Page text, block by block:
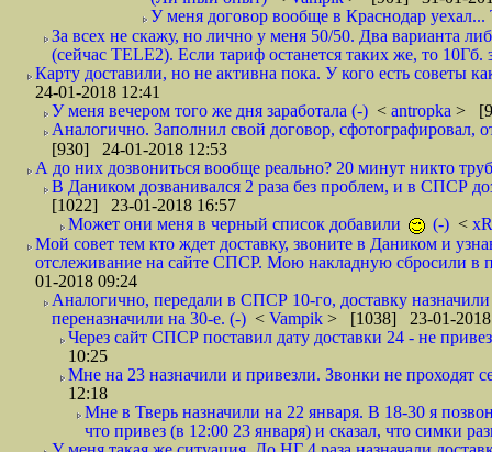
У меня договор вообще в Краснодар
За всех не скажу, но лично у меня 50/50. Два варианта
(сейчас TELE2). Если тариф останется таких же, то
Карту доставили, но не активна пока. У кого есть советы
24-01-2018 12:41
У меня вечером того же дня заработала (-) < antropka >
Аналогично. Заполнил свой договор,
[930] 24-01-2018 12:53
А до них дозвониться вообще реально? 20 минут никто
В Даником дозванивался 2 раза без проблем, и в СПСР
[1022] 23-01-2018 16:57
Может они меня в черный список добавили
(-) <
Мой совет тем кто ждет доставку, звоните в Даником и
отслеживание на сайте СПСР. Мою накладную сбросили
01-2018 09:24
Аналогично, передали в СПСР 10-го, доставку
переназначили на 30-е. (-) < Vampik > [1038] 23-01-2018
Через сайт СПСР поставил дату доставки 24 - не
10:25
Мне на 23 назначили и привезли. Звонки не
12:18
Мне в Тверь назначили на 22 января. В 18-30 я
что привез (в 12:00 23 января) и сказал, что симки